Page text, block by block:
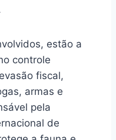
estão a
controle
fiscal,
armas e
pela
de